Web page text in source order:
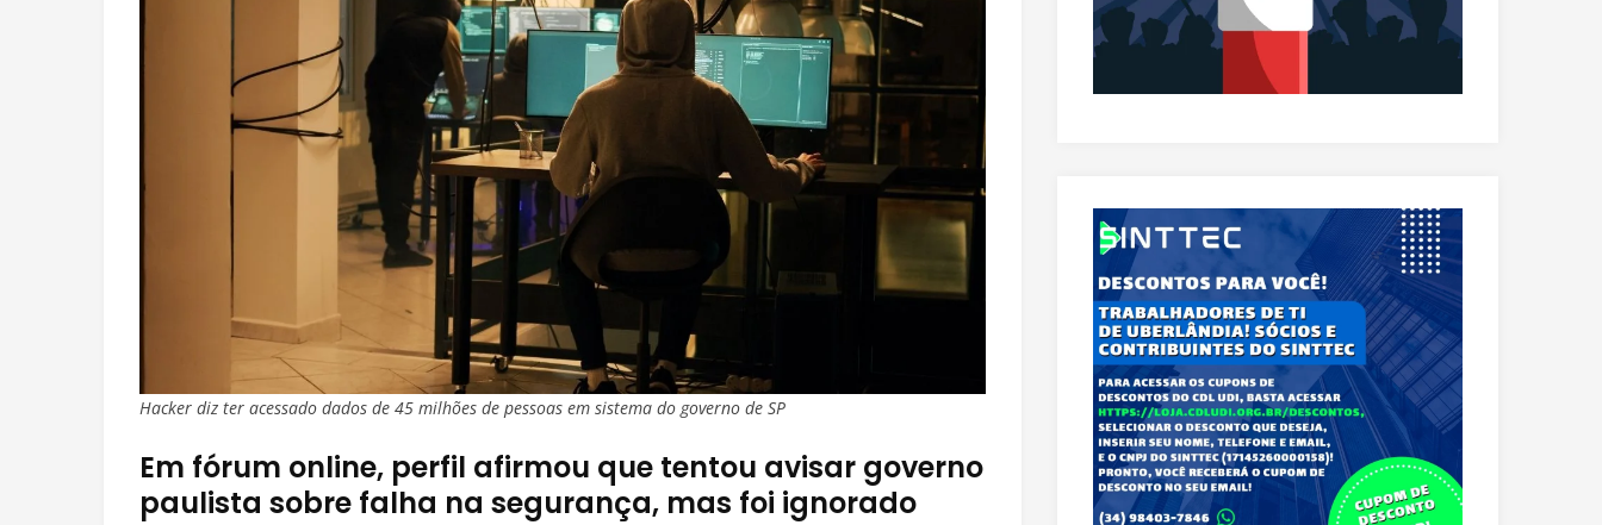
Hacker diz ter acessado dados de 45 milhões de pessoas em sistema do governo de SP
Em fórum online, perfil afirmou que tentou avisar governo
paulista sobre falha na segurança, mas foi ignorado